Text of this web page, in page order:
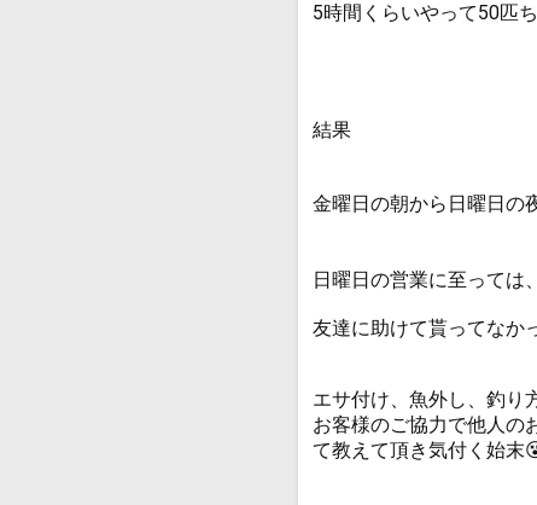
5時間くらいやって50匹
結果
金曜日の朝から日曜日の
日曜日の営業に至っては
友達に助けて貰ってなか
エサ付け、魚外し、釣り
お客様のご協力で他人の
て教えて頂き気付く始末